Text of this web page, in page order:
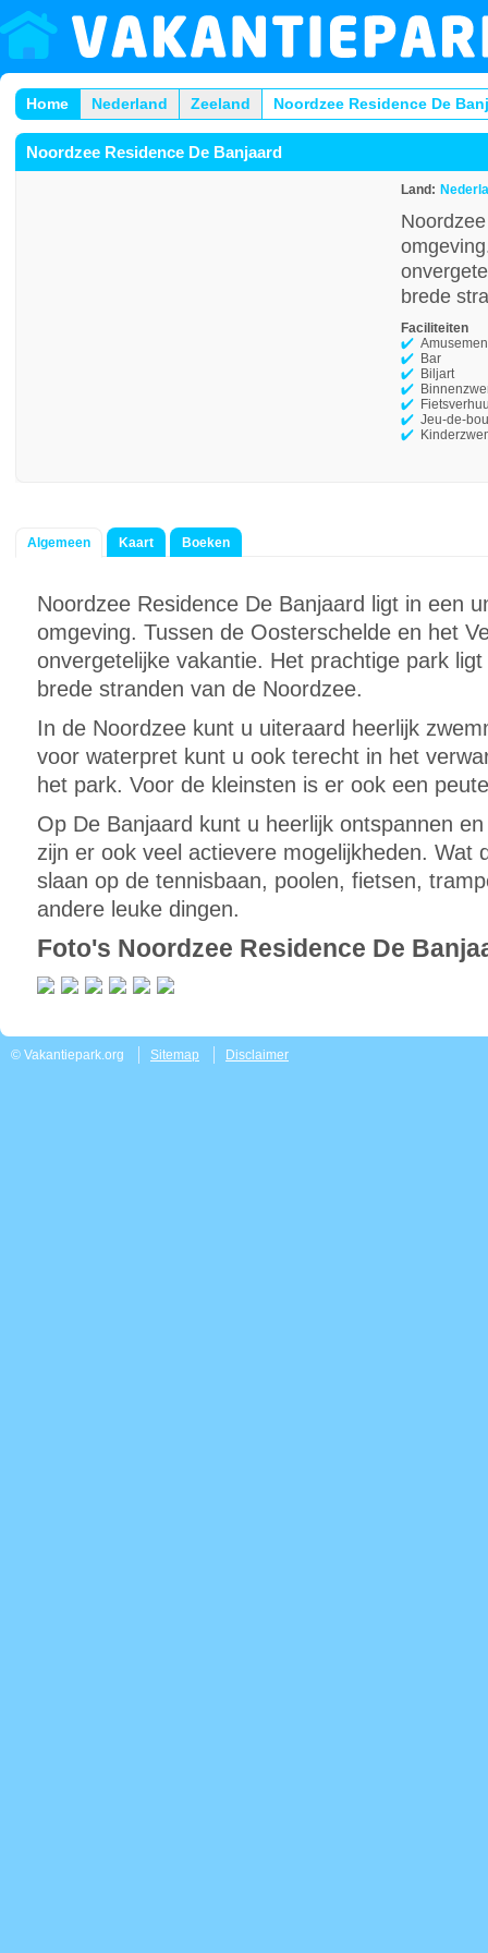
Home Nederland Zeeland Noordzee Residence De
Noordzee Residence De Banjaard
Land:
brede
Faciliteiten
Bar
Biljart
Jeu-de-
Algemeen Kaart Boeken
Noordzee Residence De Banjaard ligt in een
omgeving. Tussen de Oosterschelde en het
onvergetelijke vakantie. Het prachtige park
brede stranden van de Noordzee.
In de Noordzee kunt u uiteraard heerlijk
voor waterpret kunt u ook terecht in het
het park. Voor de kleinsten is er ook een
Op De Banjaard kunt u heerlijk ontspannen
zijn er ook veel actievere mogelijkheden. Wat
slaan op de tennisbaan, poolen, fietsen,
andere leuke dingen.
Foto's Noordzee Residence De
© Vakantiepark.org Sitemap Disclaimer